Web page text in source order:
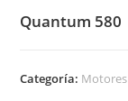
Quantum 580
Categoría: Motores